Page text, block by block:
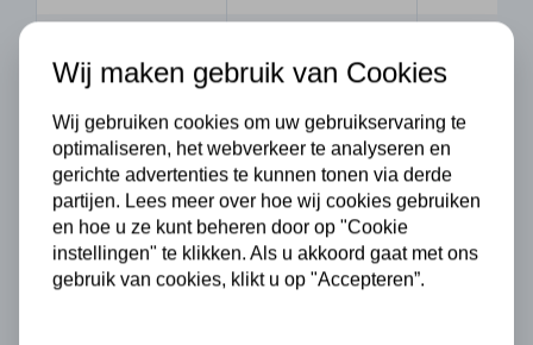
Per maand
Op
Bruto en netto
Wij maken gebruik van Cookies
Wij gebruiken cookies om uw gebruikservaring te
optimaliseren, het webverkeer te analyseren en
gerichte advertenties te kunnen tonen via derde
partijen. Lees meer over hoe wij cookies gebruiken
en hoe u ze kunt beheren door op "Cookie
instellingen" te klikken. Als u akkoord gaat met ons
gebruik van cookies, klikt u op "Accepteren”.